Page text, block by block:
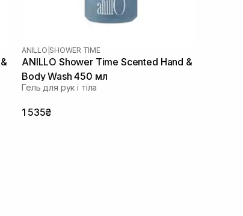
ANILLO SHOWER TIME
ANILLO Shower Time Scented Hand &
Body Wash 450 мл
Гель для рук і тіла
1 535₴